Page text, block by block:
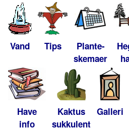
Vand Tips
Plante-
skemaer
Have
info
Kaktus
sukkulent
Galleri